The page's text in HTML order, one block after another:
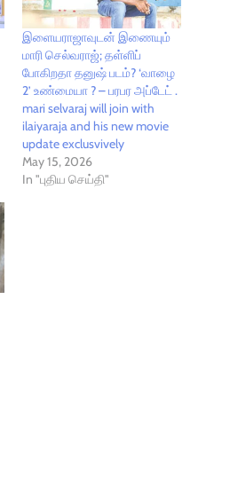
இளையராஜாவுடன் இணையும்
மாரி செல்வராஜ்; தள்ளிப்
போகிறதா தனுஷ் படம்? ‘வாழை
2’ உண்மையா ? – பரபர அப்டேட் .
mari selvaraj will join with
ilaiyaraja and his new movie
update exclusvively
May 15, 2026
In "புதிய செய்தி"